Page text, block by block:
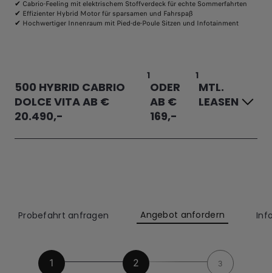
✔ Cabrio-Feeling mit elektrischem Stoffverdeck für echte Sommerfahrten
✔ Effizienter Hybrid Motor für sparsamen und Fahrspaß
✔ Hochwertiger Innenraum mit Pied-de-Poule Sitzen und Infotainment
500 HYBRID CABRIO
DOLCE VITA AB €
20.490,-
1
ODER
AB €
169,-
1
MTL.
LEASEN
Probefahrt anfragen Angebot anfordern
1 2 3